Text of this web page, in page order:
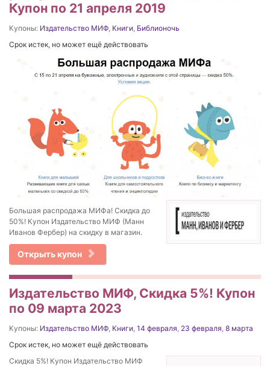
Купон по 21 апреля 2019
Купоны: Издательство МИФ, Книги, Библионочь
Срок истек, но может ещё действовать
Большая распродажа МИФа! Скидка до
50%! Купон Издательство МИФ (Манн
Иванов Фербер) на скидку в магазин.
Открыть купон
Издательство МИФ, Скидка 5%! Купон
по 09 марта 2023
Купоны: Издательство МИФ Книги 14 февраля 23 февраля 8 марта
Срок истек, но может ещё действовать
Скидка 5%! Купон Издательство МИФ